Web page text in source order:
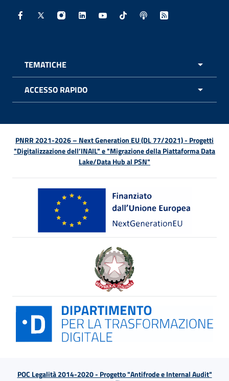
Facebook - Sito esterno - Apertura in nuova finestra
X - Sito esterno - Apertura in nuova finestra
Instagram - Sito esterno - Apertura in
Linkedin - Sito esterno - Apertura in
Youtube - Sito esterno -
TikTok - Sito esterno -
Spreaker - Sito
Feed RSS -
TEMATICHE
ACCESSO RAPIDO
PNRR 2021-2026 – Next Generation EU (DL 77/2021) - Progetti
"Digitalizzazione dell’INAIL" e "Migrazione della Piattaforma Data
Lake/Data Hub al PSN"
POC Legalità 2014-2020 - Progetto "Antifrode e Internal Audit"